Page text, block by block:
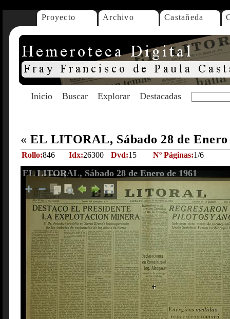
Proyecto Archivo Castañeda
Inicio Buscar Explorar Destacadas
« EL LITORAL, Sábado 28 de
Rollo:846 Idx:26300 Dvd:15 Nº Páginas:1/6
EL LITORAL, Sábado 28 de Enero de 1961